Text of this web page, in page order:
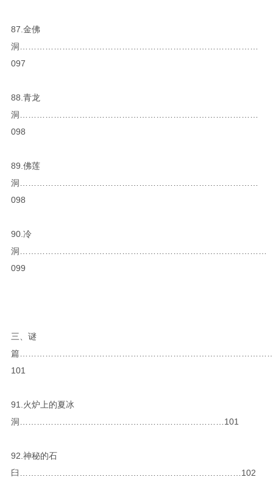
87.金佛
洞…………………………………………………………………………
097
88.青龙
洞…………………………………………………………………………
098
89.佛莲
洞…………………………………………………………………………
098
90.冷
洞……………………………………………………………………………
099
三、谜
篇
101
91.火炉上的夏冰
洞………………………………………………………………101
92.神秘的石
臼……………………………………………………………………102